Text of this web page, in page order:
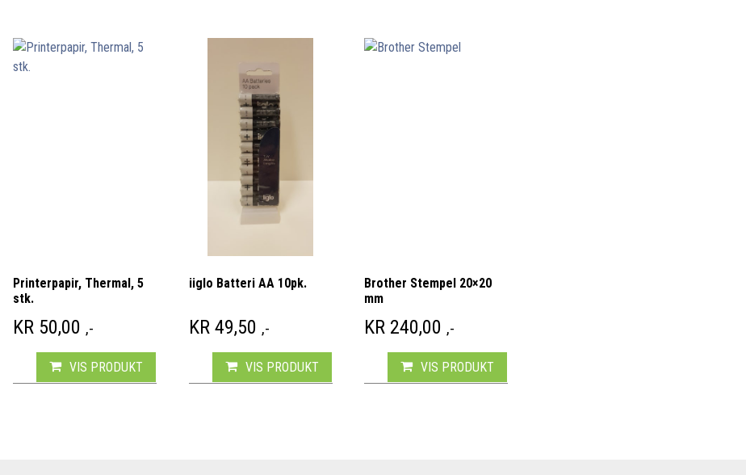
Printerpapir, Thermal, 5
stk.
KR50,00 ,-
VIS PRODUKT
iiglo Batteri AA 10pk.
KR49,50 ,-
VIS PRODUKT
Brother Stempel 20×20
mm
KR 240,00 ,-
VIS PRODUKT